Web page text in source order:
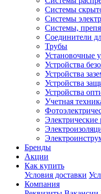
Системы
Системы
Системы,
Соединители
Трубы
Установочные
Устройства
Устройства
Устройства
Устройства
Учетная
Электрические
Бренды
Акции
Как купить
Условия доставки
Компания